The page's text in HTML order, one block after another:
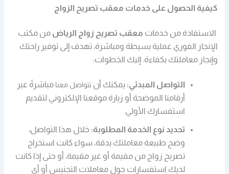
كيفية الحصول على خدمات معقب تصريح الزواج
الاستفادة من خدمات معقب تصريح زواج الرياض من مكتب
الإنجاز الفوري عملية بسيطة ومباشرة، تهدف إلى توفير راحتك
وإنجاز معاملتك بكفاءة. إليك الخطوات:
التواصل المبدئي: يمكنك أن تتواصل معنامباشرةً عبر
أرقامنا الموضحة أو زيارة موقعنا الإلكتروني لتقديم
استفسارك الأولي.
تحديد نوع الخدمة المطلوبة: خلال هذا التواصل،
وضح طبيعة معاملتك بدقة، سواء كانت استخراج
تصريح زواج من مقيمة أو غير مقيمة، أو حتى إذا كانت
لديك استفسارات حول معاملات التجنيس أو أي